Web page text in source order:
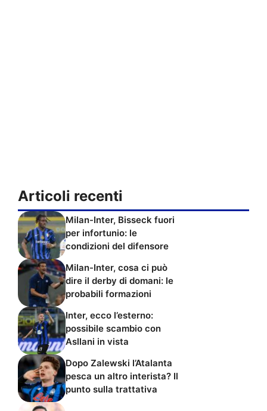
Articoli recenti
Milan-Inter, Bisseck fuori
per infortunio: le
condizioni del difensore
Milan-Inter, cosa ci può
dire il derby di domani: le
probabili formazioni
Inter, ecco l’esterno:
possibile scambio con
Asllani in vista
Dopo Zalewski l’Atalanta
pesca un altro interista? Il
punto sulla trattativa